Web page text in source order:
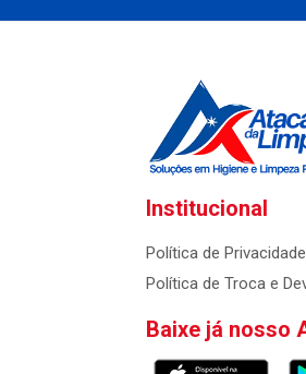
Institucional
Política de Privacidade
Política de Troca e
Baixe já nosso